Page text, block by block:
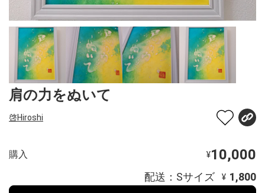
肩の力をぬいて
啓Hiroshi
購入 ¥10,000
配送：Sサイズ ¥ 1,800